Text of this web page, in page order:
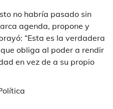
no habría pasado sin
agenda, propone y
“Esta es la verdadera
obliga al poder a rendir
en vez de a su propio